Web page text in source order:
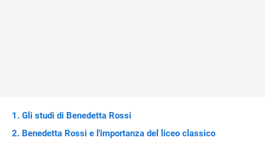
Gli studi di Benedetta Rossi
Benedetta Rossi e l'importanza del liceo classico